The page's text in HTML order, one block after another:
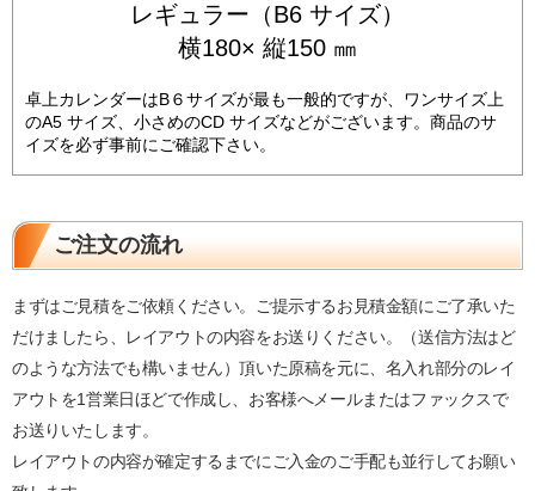
レギュラー（B6 サイズ）
横180× 縦150 ㎜
卓上カレンダーはB６サイズが最も一般的ですが、ワンサイズ上
のA5 サイズ、小さめのCD サイズなどがございます。商品のサ
イズを必ず事前にご確認下さい。
ご注文の流れ
まずはご見積をご依頼ください。ご提示するお見積金額にご了承いた
だけましたら、レイアウトの内容をお送りください。（送信方法はど
のような方法でも構いません）頂いた原稿を元に、名入れ部分のレイ
アウトを1営業日ほどで作成し、お客様へメールまたはファックスで
お送りいたします。
レイアウトの内容が確定するまでにご入金のご手配も並行してお願い